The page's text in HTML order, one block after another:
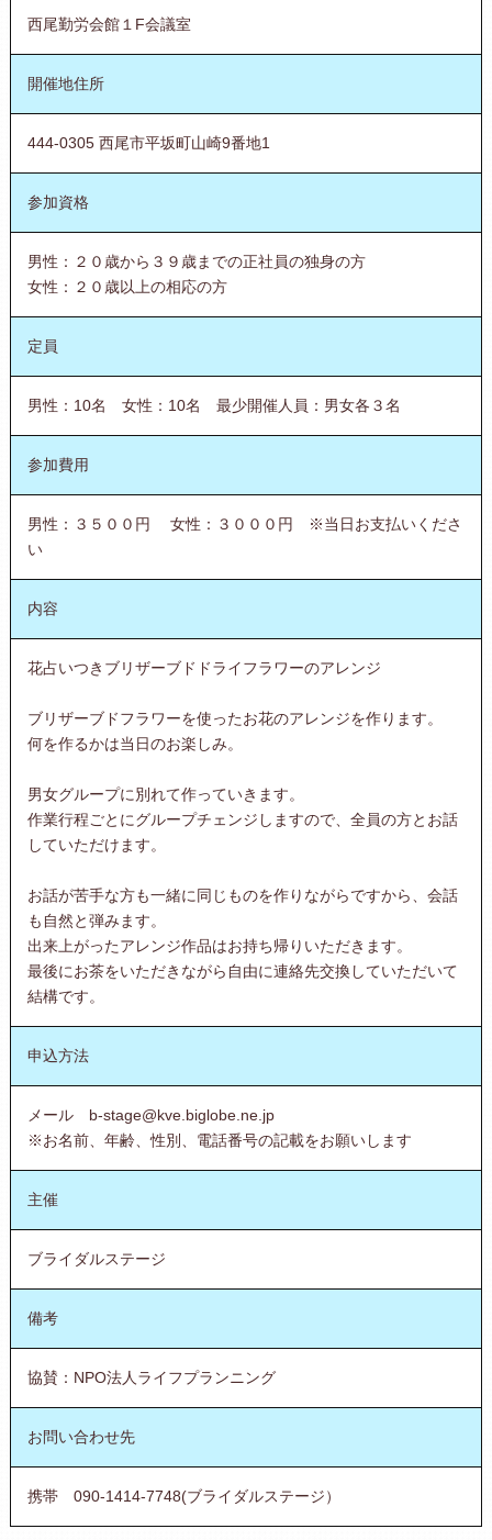
西尾勤労会館１F会議室
開催地住所
444-0305 西尾市平坂町山崎9番地1
参加資格
男性：２０歳から３９歳までの正社員の独身の方
女性：２０歳以上の相応の方
定員
男性：10名 女性：10名 最少開催人員：男女各３名
参加費用
男性：３５００円 女性：３０００円 ※当日お支払いくださ
い
内容
花占いつきブリザーブドドライフラワーのアレンジ
ブリザーブドフラワーを使ったお花のアレンジを作ります。
何を作るかは当日のお楽しみ。
男女グループに別れて作っていきます。
作業行程ごとにグループチェンジしますので、全員の方とお話
していただけます。
お話が苦手な方も一緒に同じものを作りながらですから、会話
も自然と弾みます。
出来上がったアレンジ作品はお持ち帰りいただきます。
最後にお茶をいただきながら自由に連絡先交換していただいて
結構です。
申込方法
メール b-stage@kve.biglobe.ne.jp
※お名前、年齢、性別、電話番号の記載をお願いします
主催
ブライダルステージ
備考
協賛：NPO法人ライフプランニング
お問い合わせ先
携帯 090-1414-7748(ブライダルステージ）